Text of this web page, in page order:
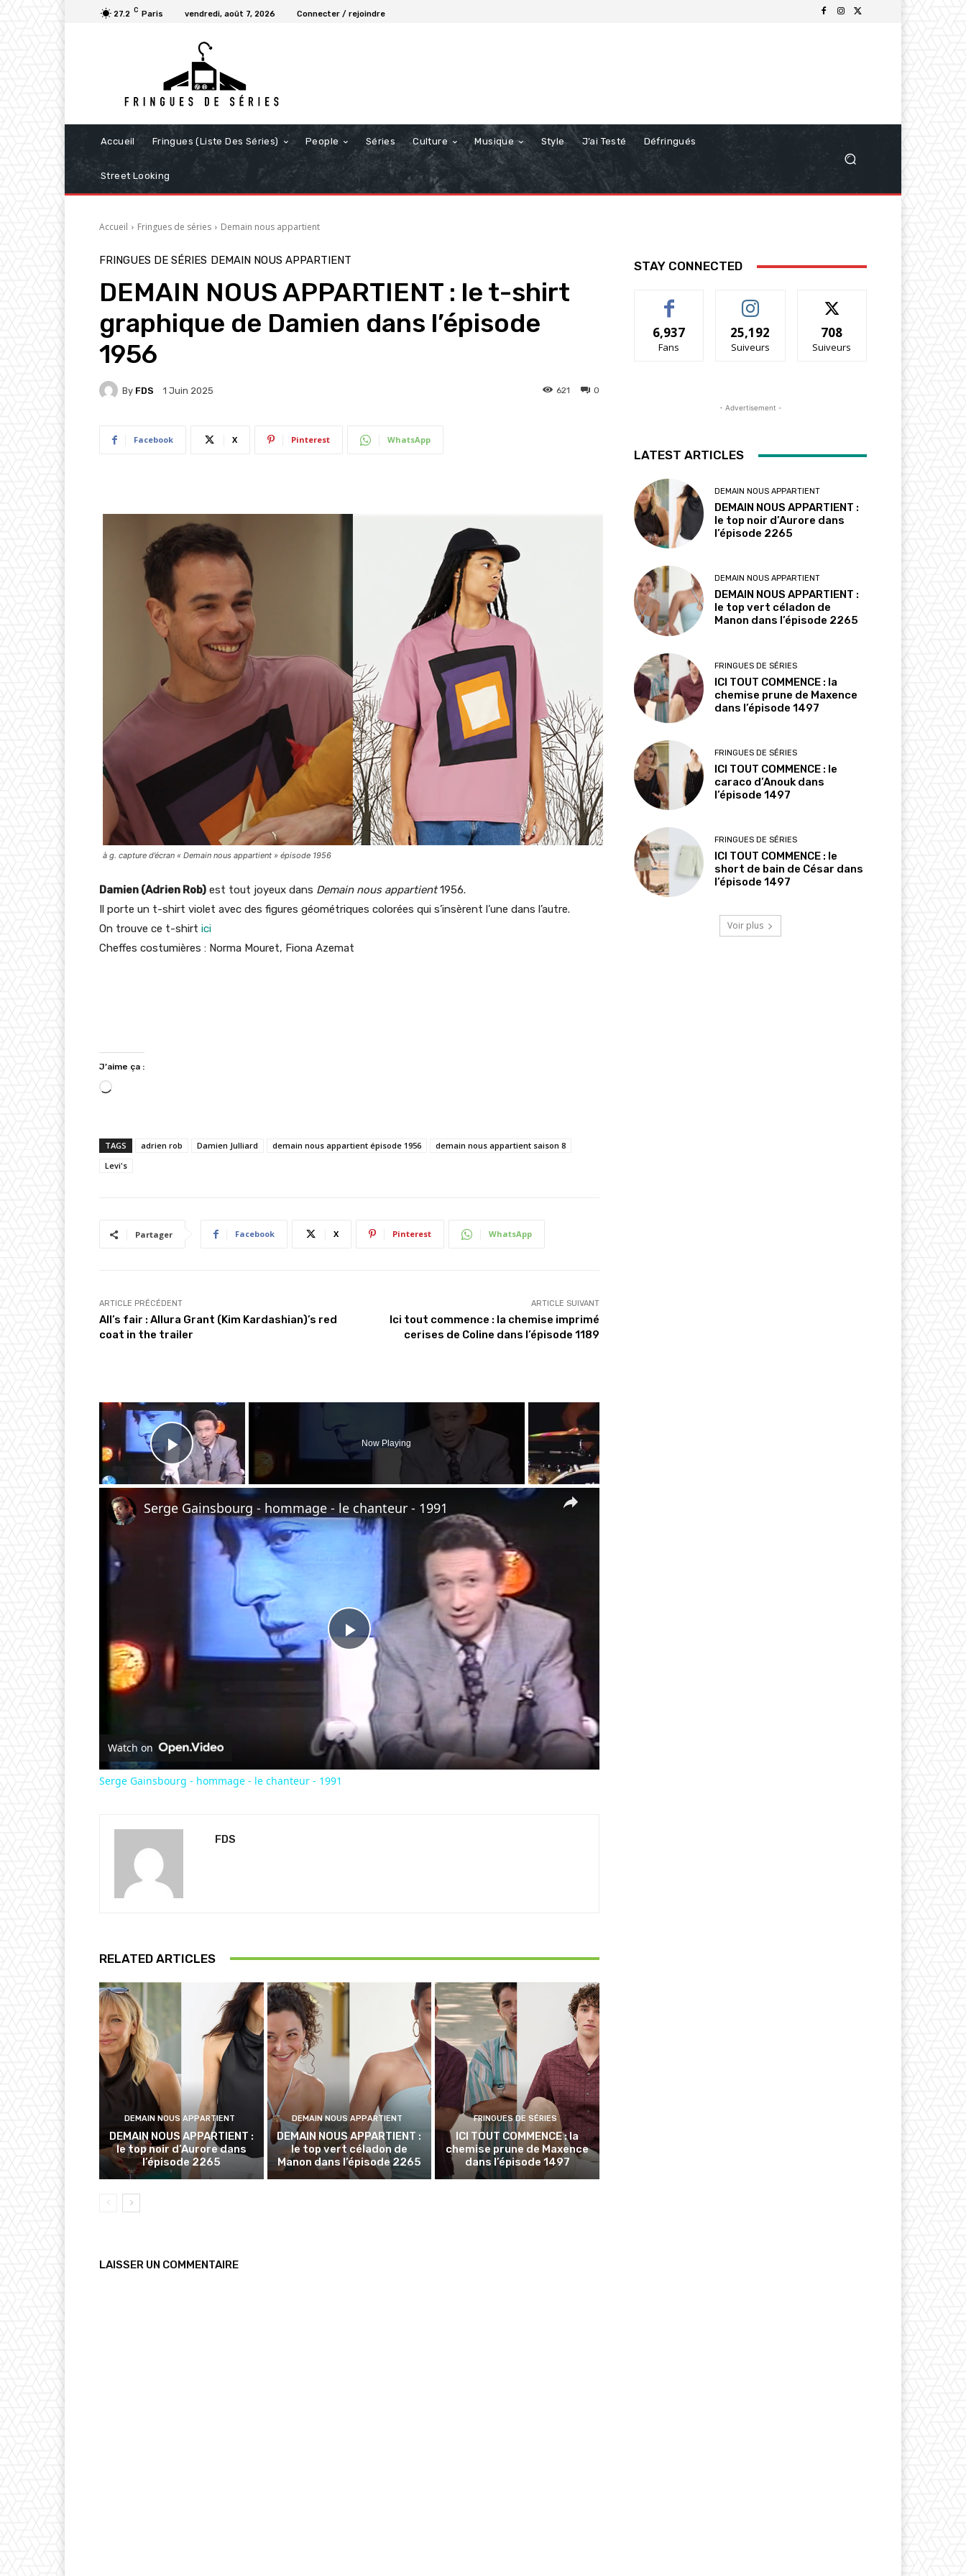
27.2 C Paris vendredi, août 7, 2026 Connecter / rejoindre
Accueil Fringues (Liste Des Séries) People Séries Culture Musique Style J’ai Testé Défringués
Street Looking
Accueil Fringues de séries Demain nous appartient
FRINGUES DE SÉRIES DEMAIN NOUS APPARTIENT
DEMAIN NOUS APPARTIENT : le t-shirt
graphique de Damien dans l’épisode
1956
By FDS 1 Juin 2025 0
621
Facebook X Pinterest WhatsApp
à g. capture d’écran « Demain nous appartient » épisode 1956
Damien (Adrien Rob) est tout joyeux dans Demain nous appartient1956.
Il porte un t-shirt violet avec des figures géométriques colorées qui s’insèrent l’une dans l’autre.
On trouve ce t-shirt ici
Cheffes costumières : Norma Mouret, Fiona Azemat
J’aime ça :
C
r
g
TAGS adrien rob Damien Julliard demain nous appartient épisode 1956
demain nous appartient saison 8
Levi's
Partager Facebook X Pinterest WhatsApp
ARTICLE PRÉCÉDENT
All’s fair : Allura Grant (Kim Kardashian)’s red
coat in the trailer
ARTICLE SUIVANT
Ici tout commence : la chemise imprimé
cerises de Coline dans l’épisode 1189
Play Video
Now Playing
Play
Video
Serge Gainsbourg - hommage - le chanteur - 1991
Watch on
Serge Gainsbourg - hommage - le chanteur - 1991
FDS
RELATED ARTICLES
DEMAIN NOUS APPARTIENT
DEMAIN NOUS APPARTIENT :
le top noir d’Aurore dans
l’épisode 2265
DEMAIN NOUS APPARTIENT
DEMAIN NOUS APPARTIENT :
le top vert céladon de
Manon dans l’épisode 2265
FRINGUES DE SÉRIES
ICI TOUT COMMENCE : la
chemise prune de Maxence
dans l’épisode 1497
LAISSER UN COMMENTAIRE
STAY CONNECTED
6,937
Fans
25,192
Suiveurs
708
Suiveurs
- Advertisement -
LATEST ARTICLES
DEMAIN NOUS APPARTIENT
DEMAIN NOUS APPARTIENT :
le top noir d’Aurore dans
l’épisode 2265
DEMAIN NOUS APPARTIENT
DEMAIN NOUS APPARTIENT :
le top vert céladon de
Manon dans l’épisode 2265
FRINGUES DE SÉRIES
ICI TOUT COMMENCE : la
chemise prune de Maxence
dans l’épisode 1497
FRINGUES DE SÉRIES
ICI TOUT COMMENCE : le
caraco d’Anouk dans
l’épisode 1497
FRINGUES DE SÉRIES
ICI TOUT COMMENCE : le
short de bain de César dans
l’épisode 1497
Voir plus